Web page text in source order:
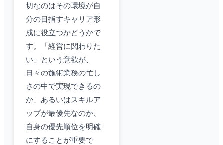
切なのはその環境が自
分の目指すキャリア形
成に役立つかどうかで
す。「経営に関わりた
い」という意欲が、
日々の施術業務の忙し
さの中で実現できるの
か、あるいはスキルア
ップが最優先なのか、
自身の優先順位を明確
にすることが重要で